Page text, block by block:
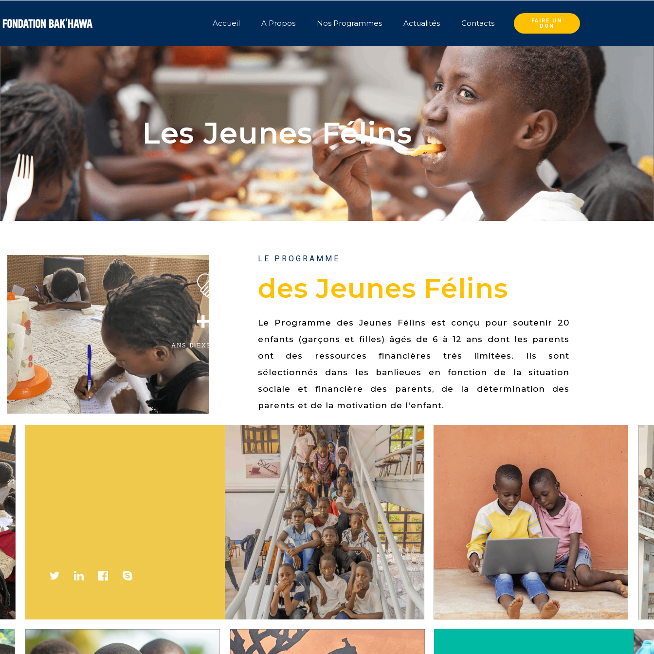
Accueil A Propos Nos Programmes Actualités Contacts
FAIRE UN
DON
Les Jeunes Félins
LE PROGRAMME
des Jeunes Félins
Le Programme des Jeunes Félins est conçu pour soutenir 20
enfants (garçons et filles) âgés de 6 à 12 ans dont les parents
ont des ressources financières très limitées. Ils sont
sélectionnés dans les banlieues en fonction de la situation
sociale et financière des parents, de la détermination des
parents et de la motivation de l'enfant.
ANS D'EXPERIENCES
+